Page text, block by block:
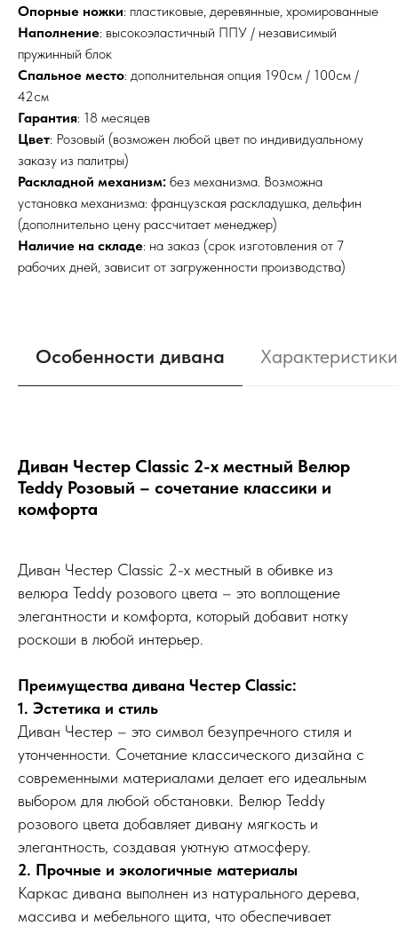
Опорные ножки: пластиковые, деревянные, хромированные
Наполнение: высокоэластичный ППУ / независимый
пружинный блок
Спальное место: дополнительная опция 190см / 100см /
42см
Гарантия: 18 месяцев
Цвет: Розовый (возможен любой цвет по индивидуальному
заказу из палитры)
Раскладной механизм: без механизма. Возможна
установка механизма: французская раскладушка, дельфин
(дополнительно цену рассчитает менеджер)
Наличие на складе: на заказ (срок изготовления от 7
рабочих дней, зависит от загруженности производства)
Особенности дивана Характеристики
Диван Честер Classic 2-х местный Велюр
Teddy Розовый – сочетание классики и
комфорта
Диван Честер Classic 2-х местный в обивке из
велюра Teddy розового цвета – это воплощение
элегантности и комфорта, который добавит нотку
роскоши в любой интерьер.
Преимущества дивана Честер Classic:
1. Эстетика и стиль
Диван Честер – это символ безупречного стиля и
утонченности. Сочетание классического дизайна с
современными материалами делает его идеальным
выбором для любой обстановки. Велюр Teddy
розового цвета добавляет дивану мягкость и
элегантность, создавая уютную атмосферу.
2. Прочные и экологичные материалы
Каркас дивана выполнен из натурального дерева,
массива и мебельного щита, что обеспечивает